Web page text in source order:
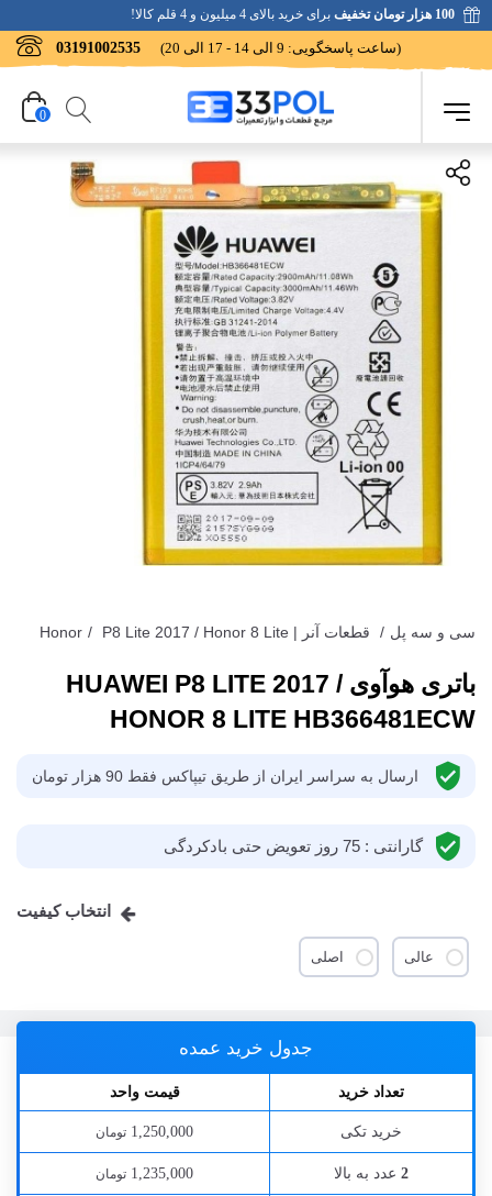
100 هزار تومان تخفیف برای خرید بالای 4 میلیون و 4 قلم کالا!
03191002535 (ساعت پاسخگویی: 9 الی 14 - 17 الی 20)
0
سی و سه پل / قطعات آنر | Honor / P8 Lite 2017 / Honor 8 Lite
باتری هوآوی HUAWEI P8 LITE 2017 /
HONOR 8 LITE HB366481ECW
ارسال به سراسر ایران از طریق تیپاکس فقط 90 هزار تومان
گارانتی : 75 روز تعویض حتی باد‌کردگی
انتخاب کیفیت
عالی اصلی
جدول خرید عمده
تعداد خرید قیمت واحد
خرید تکی 1,250,000 تومان
2 عدد به بالا 1,235,000 تومان